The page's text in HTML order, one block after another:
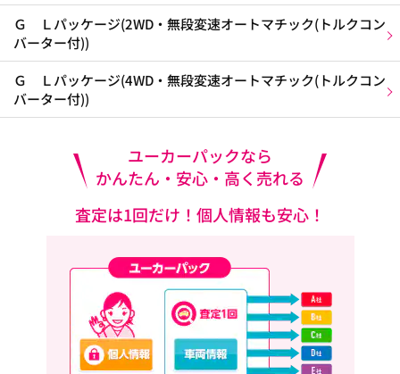
Ｇ Ｌパッケージ(2WD・無段変速オートマチック(トルクコン
バーター付))
Ｇ Ｌパッケージ(4WD・無段変速オートマチック(トルクコン
バーター付))
ユーカーパックなら
かんたん・安心・高く売れる
査定は1回だけ！個人情報も安心！